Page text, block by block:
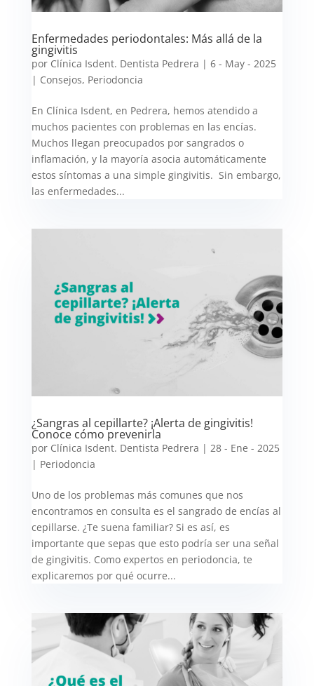
Enfermedades periodontales: Más allá de la
gingivitis
por Clínica Isdent. Dentista Pedrera | 6 - May - 2025
| Consejos, Periodoncia
En Clínica Isdent, en Pedrera, hemos atendido a
muchos pacientes con problemas en las encías.
Muchos llegan preocupados por sangrados o
inflamación, y la mayoría asocia automáticamente
estos síntomas a una simple gingivitis. Sin embargo,
las enfermedades...
¿Sangras al cepillarte? ¡Alerta de gingivitis!
Conoce cómo prevenirla
por Clínica Isdent. Dentista Pedrera | 28 - Ene - 2025
| Periodoncia
Uno de los problemas más comunes que nos
encontramos en consulta es el sangrado de encías al
cepillarse. ¿Te suena familiar? Si es así, es
importante que sepas que esto podría ser una señal
de gingivitis. Como expertos en periodoncia, te
explicaremos por qué ocurre...